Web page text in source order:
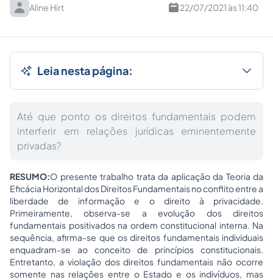
Aline Hirt 22/07/2021 às 11:40
Leia nesta página:
Até que ponto os direitos fundamentais podem
interferir em relações jurídicas eminentemente
privadas?
RESUMO:O presente trabalho trata da aplicação da Teoria da
Eficácia Horizontal dos Direitos Fundamentais no conflito entre a
liberdade de informação e o direito à privacidade.
Primeiramente, observa-se a evolução dos direitos
fundamentais positivados na ordem constitucional interna. Na
sequência, afirma-se que os direitos fundamentais individuais
enquadram-se ao conceito de princípios constitucionais.
Entretanto, a violação dos direitos fundamentais não ocorre
somente nas relações entre o Estado e os indivíduos, mas